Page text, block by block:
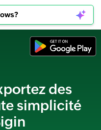
des
simplicité